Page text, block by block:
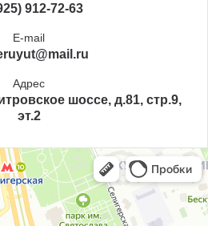
912-72-63
E-mail
Адрес
шоссе, д.81, стр.9,
эт.2